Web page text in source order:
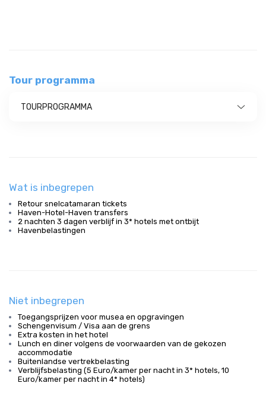
Tour programma
TOURPROGRAMMA
Wat is inbegrepen
Retour snelcatamaran tickets
Haven-Hotel-Haven transfers
2 nachten 3 dagen verblijf in 3* hotels met ontbijt
Havenbelastingen
Niet inbegrepen
Toegangsprijzen voor musea en opgravingen
Schengenvisum / Visa aan de grens
Extra kosten in het hotel
Lunch en diner volgens de voorwaarden van de gekozen
accommodatie
Buitenlandse vertrekbelasting
Verblijfsbelasting (5 Euro/kamer per nacht in 3* hotels, 10
Euro/kamer per nacht in 4* hotels)